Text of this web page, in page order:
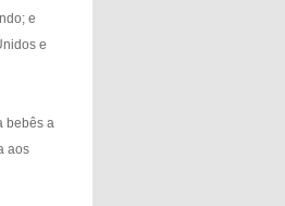
e
e
bebês a
aos